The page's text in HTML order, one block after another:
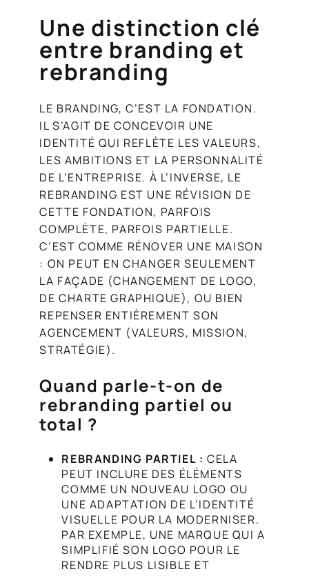
Une distinction clé
entre branding et
rebranding
LE BRANDING, C’EST LA FONDATION.
IL S’AGIT DE CONCEVOIR UNE
IDENTITÉ QUI REFLÈTE LES VALEURS,
LES AMBITIONS ET LA PERSONNALITÉ
DE L’ENTREPRISE. À L’INVERSE, LE
REBRANDING EST UNE RÉVISION DE
CETTE FONDATION, PARFOIS
COMPLÈTE, PARFOIS PARTIELLE.
C’EST COMME RÉNOVER UNE MAISON
: ON PEUT EN CHANGER SEULEMENT
LA FAÇADE (CHANGEMENT DE LOGO,
DE CHARTE GRAPHIQUE), OU BIEN
REPENSER ENTIÈREMENT SON
AGENCEMENT (VALEURS, MISSION,
STRATÉGIE).
Quand parle-t-on de
rebranding partiel ou
total ?
REBRANDING PARTIEL : CELA
PEUT INCLURE DES ÉLÉMENTS
COMME UN NOUVEAU LOGO OU
UNE ADAPTATION DE L’IDENTITÉ
VISUELLE POUR LA MODERNISER.
PAR EXEMPLE, UNE MARQUE QUI A
SIMPLIFIÉ SON LOGO POUR LE
RENDRE PLUS LISIBLE ET